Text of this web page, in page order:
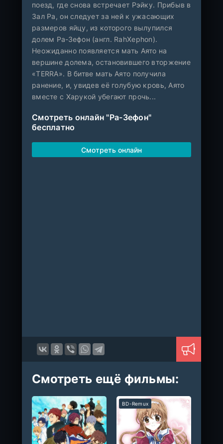
поезд, где снова встречает Рэйку. Прибыв в
Зал Ра, он следует за ней к ужасающих
размеров яйцу, из которого вылупился
долем Ра-Зефон (англ. RahXephon).
Неожиданно появляется мать Аято на
вершине долема, остановившего вторжение
«TERRA». В битве мать Аято получила
ранение, и, увидев её голубую кровь, Аято
вместе с Харукой убегают прочь...
Смотреть онлайн "Ра-Зефон"
бесплатно
Смотреть онлайн
Смотреть ещё фильмы:
BD-Remux